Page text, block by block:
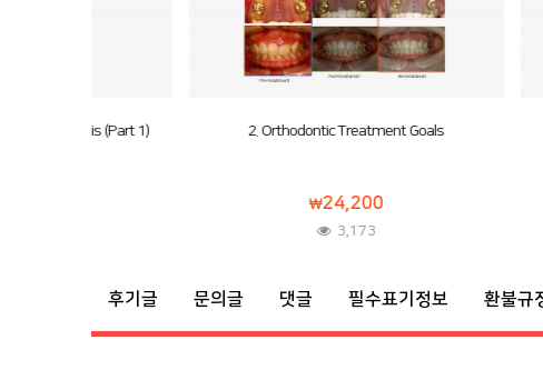
2. Orthodontic Treatment Goals 3. Six
후기글 문의글 댓글 필수표기정보 환불규